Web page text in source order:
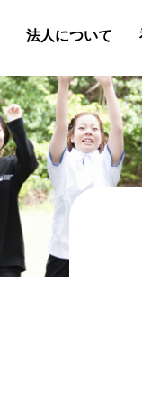
法人について